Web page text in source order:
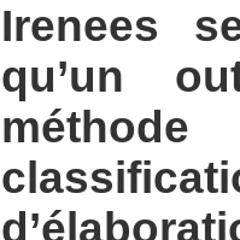
Irenees
qu’un